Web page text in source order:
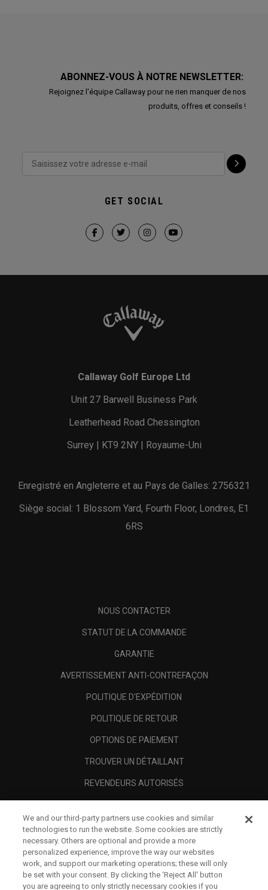
ABONNEZ-VOUS À NOTRE NEWSLETTER:
Rejoignez l'équipe Callaway pour ne rien manquer de nos
produits, offres et conseils !
GET SOCIAL
Callaway Golf Europe Ltd
Unit 27 Barwell Business Park
Leatherhead Road Chessington
Surrey | KT9 2NY | Royaume-Uni
Enregistré en Angleterre et au Pays de Galles: 2756321
Siège social: 1 Blossom Yard, Fourth Floor, Londres, E1
6RS
NOUS CONTACTER
STATUT DE LA COMMANDE
GARANTIE
AVERTISSEMENT ANTI-CONTREFAÇON
POLITIQUE D'EXPÉDITION
POLITIQUE DE RETOUR
OPTIONS DE PAIEMENT
TROUVER UN DÉTAILLANT
REVENDEURS AUTORISÉS
A PROPOS
MENTIONS LÉGALES
We and our third-party partners use cookies and similar
technologies to run the website. Some cookies are strictly
necessary. Others are optional and provide a more
personalized experience, improve the way our websites
work, and support our marketing operations; these will only
be set with your consent. By clicking the ‘Reject All' button
you are agreeing to only strictly necessary cookies if you